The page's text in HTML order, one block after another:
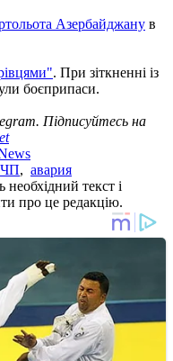
Азербайджану в
. При зіткненні із
боєприпаси.
Підписуйтесь на
ЧП, авария
текст і
про це редакцію.